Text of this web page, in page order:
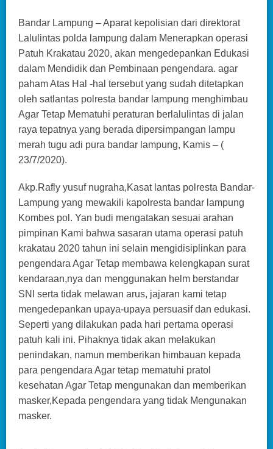
Bandar Lampung – Aparat kepolisian dari direktorat
Lalulintas polda lampung dalam Menerapkan operasi
Patuh Krakatau 2020, akan mengedepankan Edukasi
dalam Mendidik dan Pembinaan pengendara. agar
paham Atas Hal -hal tersebut yang sudah ditetapkan
oleh satlantas polresta bandar lampung menghimbau
Agar Tetap Mematuhi peraturan berlalulintas di jalan
raya tepatnya yang berada dipersimpangan lampu
merah tugu adi pura bandar lampung, Kamis – (
23/7/2020).
Akp.Rafly yusuf nugraha,Kasat lantas polresta Bandar-
Lampung yang mewakili kapolresta bandar lampung
Kombes pol. Yan budi mengatakan sesuai arahan
pimpinan Kami bahwa sasaran utama operasi patuh
krakatau 2020 tahun ini selain mengidisiplinkan para
pengendara Agar Tetap membawa kelengkapan surat
kendaraan,nya dan menggunakan helm berstandar
SNI serta tidak melawan arus, jajaran kami tetap
mengedepankan upaya-upaya persuasif dan edukasi.
Seperti yang dilakukan pada hari pertama operasi
patuh kali ini. Pihaknya tidak akan melakukan
penindakan, namun memberikan himbauan kepada
para pengendara Agar tetap mematuhi pratol
kesehatan Agar Tetap mengunakan dan memberikan
masker,Kepada pengendara yang tidak Mengunakan
masker.